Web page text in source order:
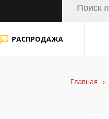
РАСПРОДАЖА
Главная ›